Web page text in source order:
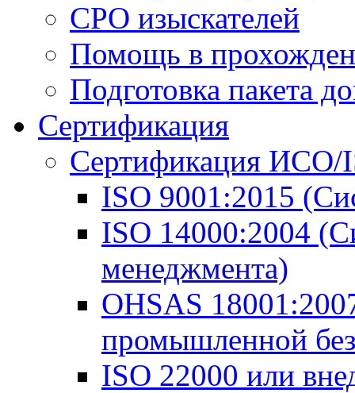
СРО изыскателей
Помощь в
Подготовка пакета
Сертификация
Сертификация ИСО/
ISO 9001:2015
ISO 14000:2004
менеджмента)
OHSAS
промышленной
ISO 22000 или